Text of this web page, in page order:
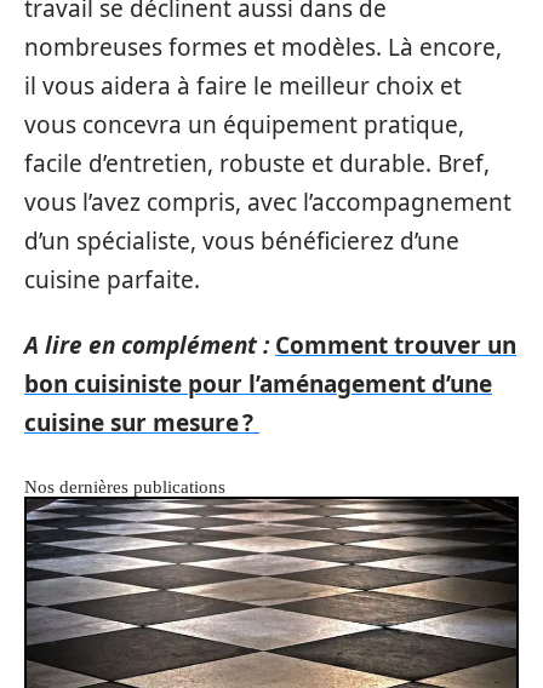
travail se déclinent aussi dans de
nombreuses formes et modèles. Là encore,
il vous aidera à faire le meilleur choix et
vous concevra un équipement pratique,
facile d’entretien, robuste et durable. Bref,
vous l’avez compris, avec l’accompagnement
d’un spécialiste, vous bénéficierez d’une
cuisine parfaite.
A lire en complément : Comment trouver un
bon cuisiniste pour l’aménagement d’une
cuisine sur mesure ?
Nos dernières publications